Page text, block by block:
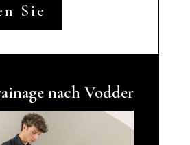
Sie
nach Vodder